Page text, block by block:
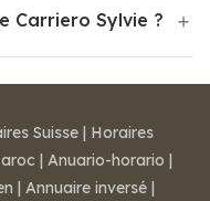
Quelles sont les prestations de Carriero Sylvie ?
Suisse | Horaires
| Anuario-horario |
| Annuaire inversé |